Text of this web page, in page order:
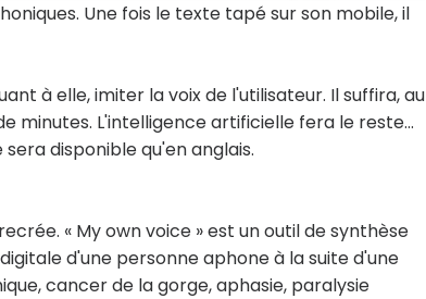
Une fois le texte tapé sur son mobile, il
à elle, imiter la voix de l'utilisateur. Il suffira, au
minutes. L'intelligence artificielle fera le reste...
disponible qu'en anglais.
« My own voice » est un outil de synthèse
d'une personne aphone à la suite d'une
cancer de la gorge, aphasie, paralysie